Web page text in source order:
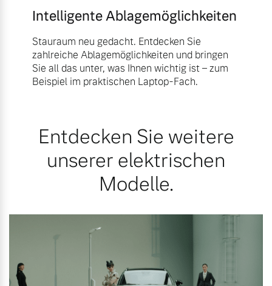
Intelligente Ablagemöglichkeiten
Stauraum neu gedacht. Entdecken Sie
zahlreiche Ablagemöglichkeiten und bringen
Sie all das unter, was Ihnen wichtig ist – zum
Beispiel im praktischen Laptop-Fach.
Entdecken Sie weitere
unserer elektrischen
Modelle.